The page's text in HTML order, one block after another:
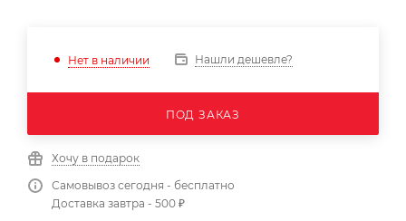
Нет в наличии Нашли дешевле?
ПОД ЗАКАЗ
Хочу в подарок
Самовывоз сегодня - бесплатно
Доставка завтра - 500 ₽